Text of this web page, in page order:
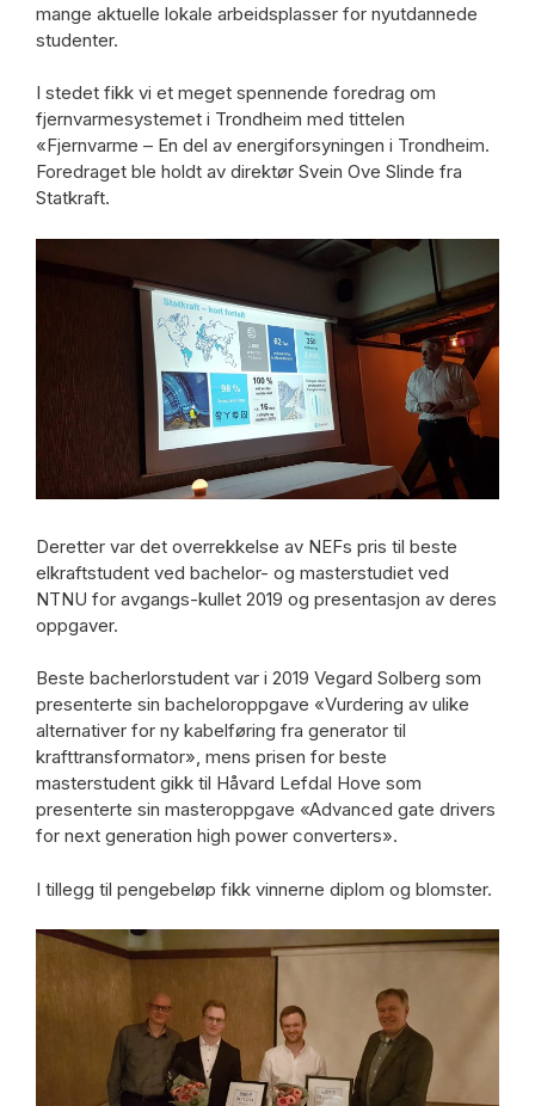
mange aktuelle lokale arbeidsplasser for nyutdannede
studenter.
I stedet fikk vi et meget spennende foredrag om
fjernvarmesystemet i Trondheim med tittelen
«Fjernvarme – En del av energiforsyningen i Trondheim.
Foredraget ble holdt av direktør Svein Ove Slinde fra
Statkraft.
Deretter var det overrekkelse av NEFs pris til beste
elkraftstudent ved bachelor- og masterstudiet ved
NTNU for avgangs-kullet 2019 og presentasjon av deres
oppgaver.
Beste bacherlorstudent var i 2019 Vegard Solberg som
presenterte sin bacheloroppgave «Vurdering av ulike
alternativer for ny kabelføring fra generator til
krafttransformator», mens prisen for beste
masterstudent gikk til Håvard Lefdal Hove som
presenterte sin masteroppgave «Advanced gate drivers
for next generation high power converters».
I tillegg til pengebeløp fikk vinnerne diplom og blomster.